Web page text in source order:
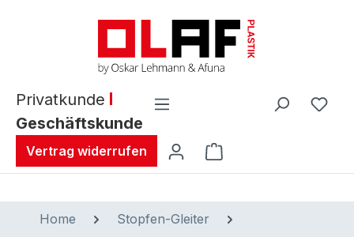
Privatkunde
Geschäftskunde
Vertrag widerrufen Warenkorb enthält
Home Stopfen-Gleiter